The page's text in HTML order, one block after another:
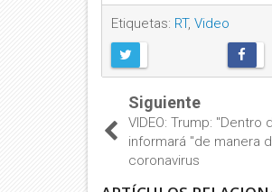
Etiquetas: RT, Video
Siguiente
VIDEO: Trump: "Dentro
informará "de manera
coronavirus